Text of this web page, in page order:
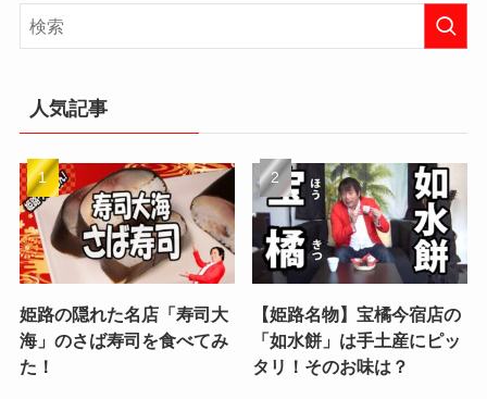
人気記事
姫路の隠れた名店「寿司大
海」のさば寿司を食べてみ
た！
【姫路名物】宝橘今宿店の
「如水餅」は手土産にピッ
タリ！そのお味は？